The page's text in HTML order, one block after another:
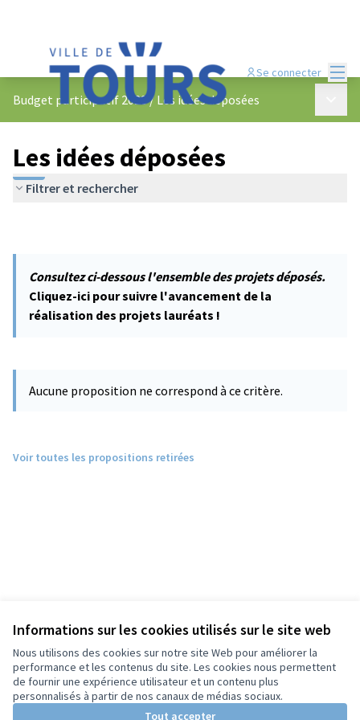
Informations sur les cookies utilisés sur le site web
Nous utilisons des cookies sur notre site Web pour améliorer la
performance et les contenus du site. Les cookies nous permettent
de fournir une expérience utilisateur et un contenu plus
personnalisés à partir de nos canaux de médias sociaux.
Tout accepter
Se connecter
Budget participatif 2023/ Les idées déposées
Les idées déposées
Filtrer et rechercher
Consultez ci-dessous l'ensemble des projets déposés.
Cliquez-ici pour suivre l'avancement de la
réalisation des projets lauréats !
Aucune proposition ne correspond à ce critère.
Voir toutes les propositions retirées